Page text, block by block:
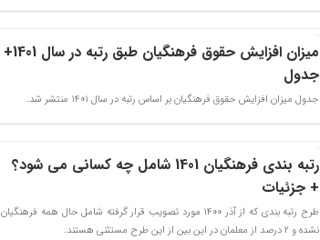
میزان افزایش حقوق فرهنگیان طبق رتبه در سال 1401+
جدول
جدول میزان افزایش حقوق فرهنگیان بر اساس رتبه در سال 1401 منتشر شد.
رتبه بندی فرهنگیان 1401 شامل چه کسانی می شود؟
+ جزئیات
طرح رتبه بندی که از آذر 1400 مورد تصویب قرار گرفته شامل حال همه فرهنگیان
نشده و 2 درصد از معلمان در این بین از این طرح مستثنی هستند.